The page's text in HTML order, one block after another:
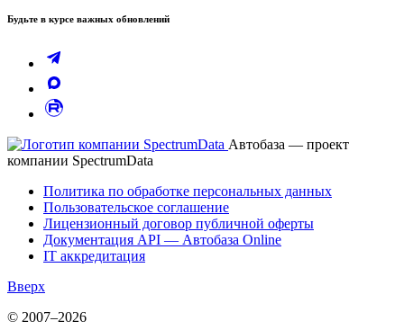
Будьте в курсе важных обновлений
Автобаза — проект
компании SpectrumData
Политика по обработке персональных данных
Пользовательское соглашение
Лицензионный договор публичной оферты
Документация API — Автобаза Online
IT аккредитация
Вверх
© 2007–2026